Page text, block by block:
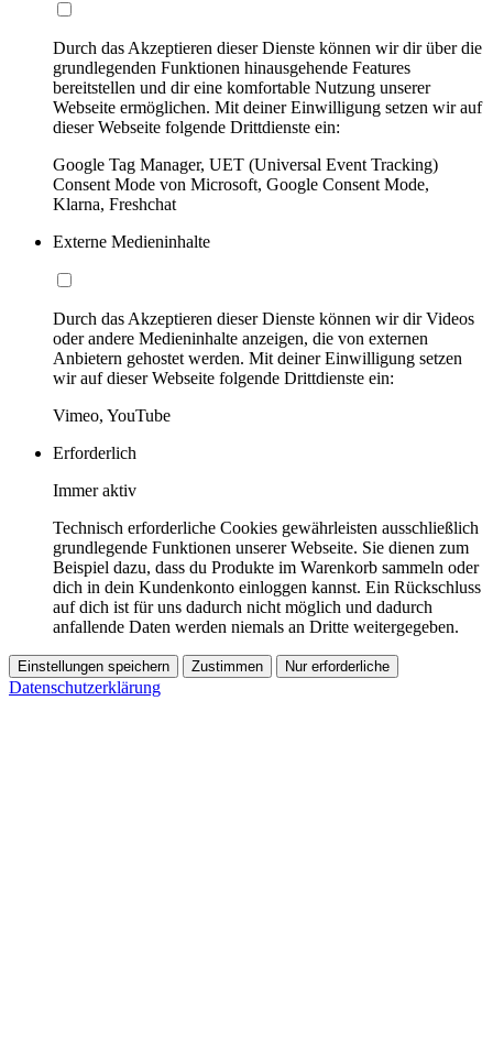
Durch das Akzeptieren dieser Dienste können wir dir über die
grundlegenden Funktionen hinausgehende Features
bereitstellen und dir eine komfortable Nutzung unserer
Webseite ermöglichen. Mit deiner Einwilligung setzen wir auf
dieser Webseite folgende Drittdienste ein:
Google Tag Manager, UET (Universal Event Tracking)
Consent Mode von Microsoft, Google Consent Mode,
Klarna, Freshchat
Externe Medieninhalte
Durch das Akzeptieren dieser Dienste können wir dir Videos
oder andere Medieninhalte anzeigen, die von externen
Anbietern gehostet werden. Mit deiner Einwilligung setzen
wir auf dieser Webseite folgende Drittdienste ein:
Vimeo, YouTube
Erforderlich
Immer aktiv
Technisch erforderliche Cookies gewährleisten ausschließlich
grundlegende Funktionen unserer Webseite. Sie dienen zum
Beispiel dazu, dass du Produkte im Warenkorb sammeln oder
dich in dein Kundenkonto einloggen kannst. Ein Rückschluss
auf dich ist für uns dadurch nicht möglich und dadurch
anfallende Daten werden niemals an Dritte weitergegeben.
Einstellungen speichern Zustimmen Nur erforderliche
Datenschutzerklärung